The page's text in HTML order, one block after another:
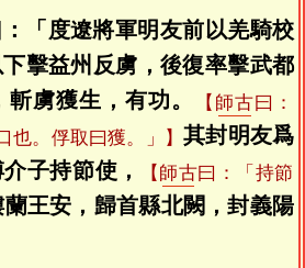
「度遼將軍明友前以羌騎校
擊益州反虜，後復率擊武都
虜獲生，有功。
【 師古曰：
也。俘取曰獲。」】其封明友爲
子持節使，
【 師古曰：「持節
王安，歸首縣北闕，封義陽